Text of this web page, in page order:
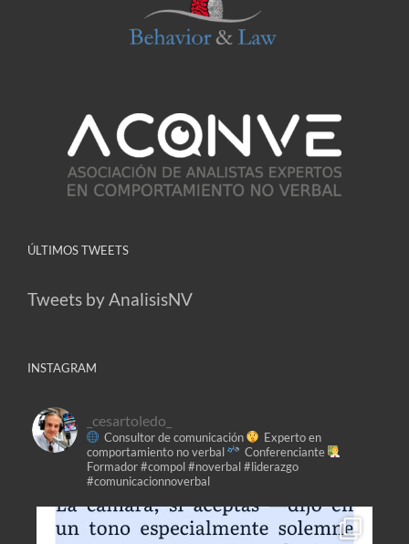
ÚLTIMOS TWEETS
Tweets by AnalisisNV
INSTAGRAM
_cesartoledo_
Consultor de comunicación
Experto en
comportamiento no verbal
Conferenciante
Formador#compol #noverbal #liderazgo
#comunicacionnoverbal